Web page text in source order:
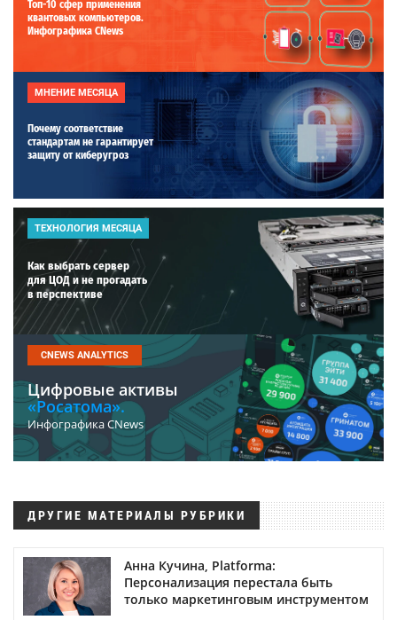
Топ-10 сфер применения
квантовых компьютеров.
Инфографика CNews
МНЕНИЕ МЕСЯЦА
Почему соответствие
стандартам не гарантирует
защиту от киберугроз
ТЕХНОЛОГИЯ МЕСЯЦА
Как выбрать сервер
для ЦОД и не прогадать
в перспективе
CNEWS ANALYTICS
Цифровые активы
«Росатома».
Инфографика CNews
ДРУГИЕ МАТЕРИАЛЫ РУБРИКИ
Анна Кучина, Platforma:
Персонализация перестала быть
только маркетинговым инструментом